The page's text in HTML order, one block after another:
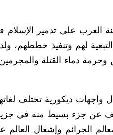
العرب على تدمير الإسلام
لهم وتنفيذ خططهم،
دماء القتلة
ديكورية تختلف لغاتها
كشف عن جزء بسيط منه في
الجرائم وإشغال العالم